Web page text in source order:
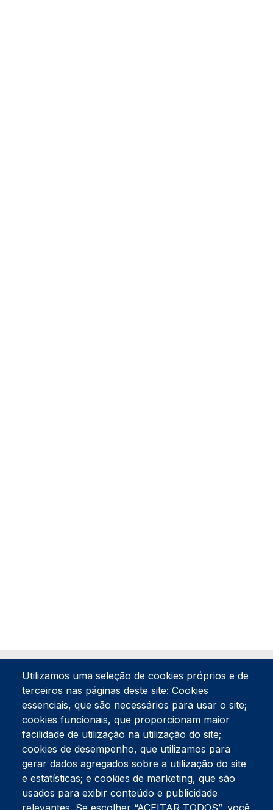
Tel:234 390 100Fax:234 390 100
Endereço Postal
Apartado 42
Rua Gil Eanes 31
3834-908 Gafanha da Nazaré
Utilizamos uma seleção de cookies próprios e de
terceiros nas páginas deste site: Cookies
essenciais, que são necessários para usar o site;
cookies funcionais, que proporcionam maior
facilidade de utilização na utilização do site;
cookies de desempenho, que utilizamos para
gerar dados agregados sobre a utilização do site
e estatísticas; e cookies de marketing, que são
usados para exibir conteúdo e publicidade